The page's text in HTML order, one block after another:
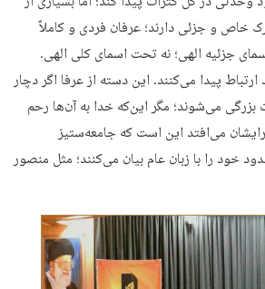
خاص و جزئی دارند؛ عرفان فردی و کاملاً
جزئیه الهی؛ نه تحت اسمای کلی الهی.
پیدا می‌کنند. این دسته از عرفا اگر دچار
بزرگی می‌شوند؛ مگر این‌که خدا به آن‌ها رحم
می‌افتد این است که جامعه‌ستیز
خود را با زبان عام بیان می‌کنند؛ مثل منصور